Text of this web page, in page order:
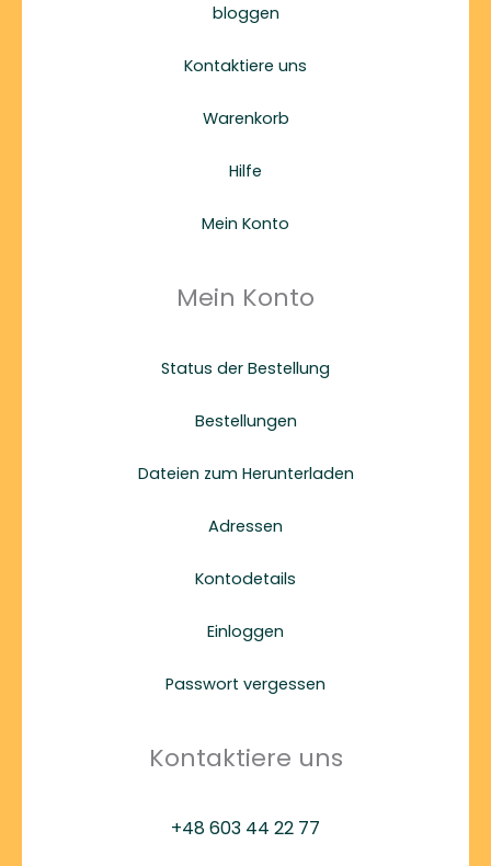
bloggen
Kontaktiere uns
Warenkorb
Hilfe
Mein Konto
Mein Konto
Status der Bestellung
Bestellungen
Dateien zum Herunterladen
Adressen
Kontodetails
Einloggen
Passwort vergessen
Kontaktiere uns
+48 603 44 22 77